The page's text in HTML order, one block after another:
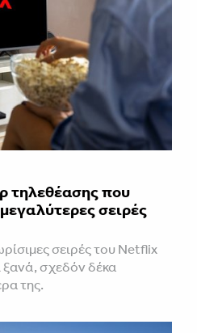
τηλεθέασης που
σειρές
σειρές του Netflix
ξανά, σχεδόν δέκα
της.